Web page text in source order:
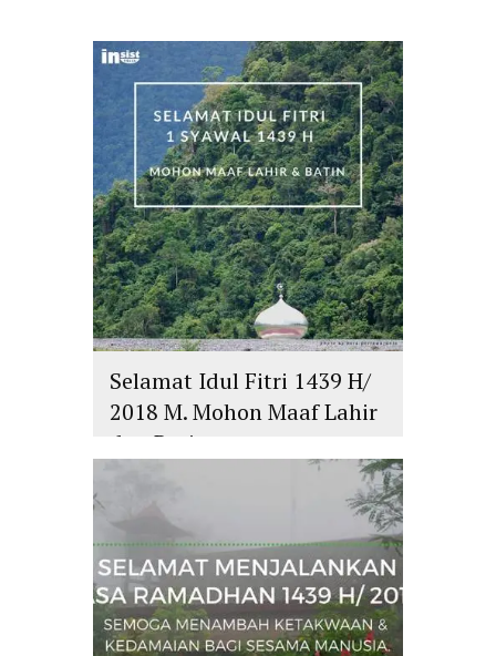
Selamat Idul Fitri 1439 H/
2018 M. Mohon Maaf Lahir
dan Batin